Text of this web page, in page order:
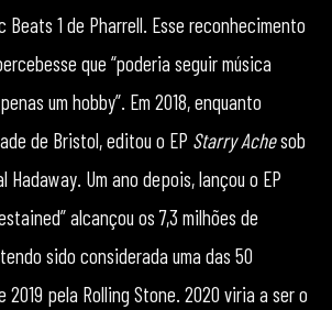
Beats 1 de Pharrell. Esse reconhecimento
que “poderia seguir música
um hobby”. Em 2018, enquanto
de Bristol, editou o EP Starry Achesob
Hadaway. Um ano depois, lançou o EP
alcançou os 7,3 milhões de
sido considerada uma das 50
2019 pela Rolling Stone. 2020 viria a ser o